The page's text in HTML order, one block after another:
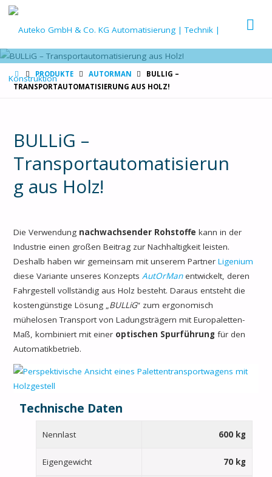
CO.
STARTPRODUKTE AUTORMAN
BULLIG –
TRANSPORTAUTOMATISIERUNG AUS HOLZ!
BULLiG –
Transportautomatisierun
g aus Holz!
Die Verwendung nachwachsender Rohstoffe kann in der
Industrie einen großen Beitrag zur Nachhaltigkeit leisten.
Deshalb haben wir gemeinsam mit unserem Partner Ligenium
diese Variante unseres Konzepts AutOrManentwickelt, deren
Fahrgestell vollständig aus Holz besteht. Daraus entsteht die
kostengünstige Lösung „BULLiG“ zum ergonomisch
mühelosen Transport von Ladungsträgern mit Europaletten-
Maß, kombiniert mit einer optischen Spurführung für den
Automatikbetrieb.
Technische Daten
Nennlast 600 kg
Eigengewicht 70 kg